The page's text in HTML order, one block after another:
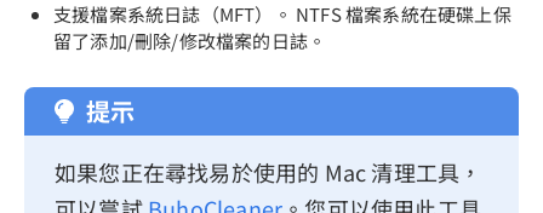
支援檔案系統日誌（MFT）。 NTFS 檔案系統在硬碟上保
留了添加/刪除/修改檔案的日誌。
提示
如果您正在尋找易於使用的 Mac 清理工具，